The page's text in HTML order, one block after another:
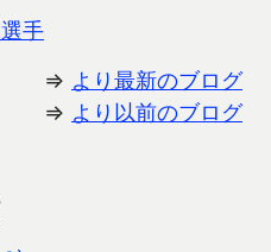
手
⇒ より最新のブログ
⇒ より以前のブログ